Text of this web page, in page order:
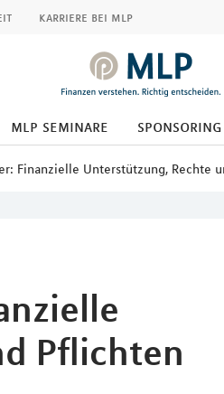
karriere bei mlp
mlp seminare sponsoring
Finanzielle Unterstützung, Rechte
Pflichten